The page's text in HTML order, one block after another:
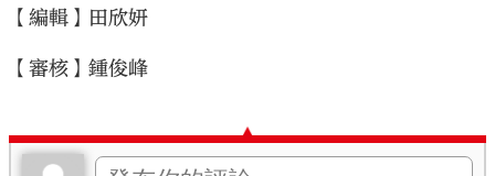
【編輯】田欣妍
【審核】鍾俊峰